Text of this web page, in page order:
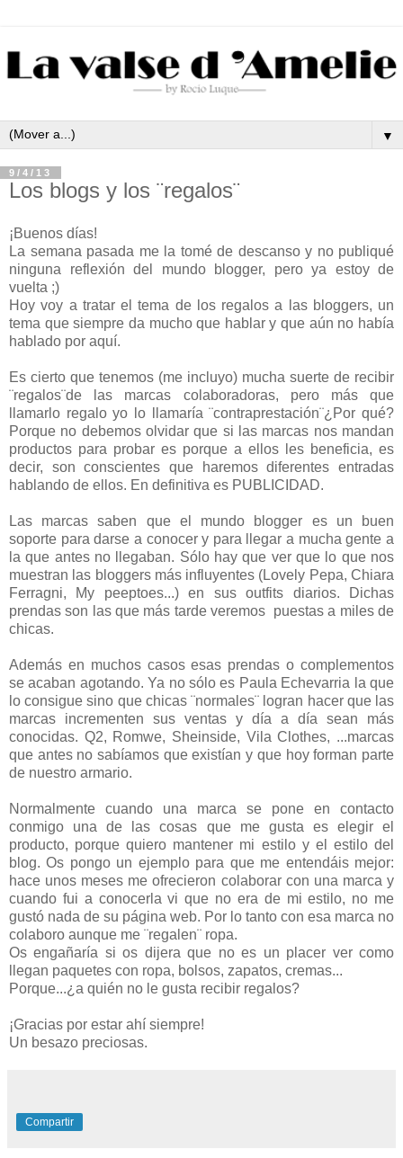
▼
9/4/13
Los blogs y los ¨regalos¨
¡Buenos días!
La semana pasada me la tomé de descanso y no publiqué
ninguna reflexión del mundo blogger, pero ya estoy de
vuelta ;)
Hoy voy a tratar el tema de los regalos a las bloggers, un
tema que siempre da mucho que hablar y que aún no había
hablado por aquí.
Es cierto que tenemos (me incluyo) mucha suerte de recibir
¨regalos¨de las marcas colaboradoras, pero más que
llamarlo regalo yo lo llamaría ¨contraprestación¨¿Por qué?
Porque no debemos olvidar que si las marcas nos mandan
productos para probar es porque a ellos les beneficia, es
decir, son conscientes que haremos diferentes entradas
hablando de ellos. En definitiva es PUBLICIDAD.
Las marcas saben que el mundo blogger es un buen
soporte para darse a conocer y para llegar a mucha gente a
la que antes no llegaban. Sólo hay que ver que lo que nos
muestran las bloggers más influyentes (Lovely Pepa, Chiara
Ferragni, My peeptoes...) en sus outfits diarios. Dichas
prendas son las que más tarde veremos puestas a miles de
chicas.
Además en muchos casos esas prendas o complementos
se acaban agotando. Ya no sólo es Paula Echevarria la que
lo consigue sino que chicas ¨normales¨ logran hacer que las
marcas incrementen sus ventas y día a día sean más
conocidas. Q2, Romwe, Sheinside, Vila Clothes, ...marcas
que antes no sabíamos que existían y que hoy forman parte
de nuestro armario.
Normalmente cuando una marca se pone en contacto
conmigo una de las cosas que me gusta es elegir el
producto, porque quiero mantener mi estilo y el estilo del
blog. Os pongo un ejemplo para que me entendáis mejor:
hace unos meses me ofrecieron colaborar con una marca y
cuando fui a conocerla vi que no era de mi estilo, no me
gustó nada de su página web. Por lo tanto con esa marca no
colaboro aunque me ¨regalen¨ ropa.
Os engañaría si os dijera que no es un placer ver como
llegan paquetes con ropa, bolsos, zapatos, cremas...
Porque...¿a quién no le gusta recibir regalos?
¡Gracias por estar ahí siempre!
Un besazo preciosas.
Compartir